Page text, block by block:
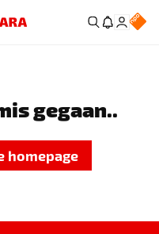
gegaan..
homepage